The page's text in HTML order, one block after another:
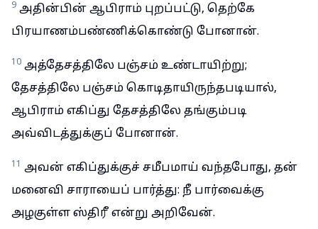
9 அதின்பின் ஆபிராம் புறப்பட்டு, தெற்கே
பிரயாணம்பண்ணிக்கொண்டு போனான்.
10 அத்தேசத்திலே பஞ்சம் உண்டாயிற்று;
தேசத்திலே பஞ்சம் கொடிதாயிருந்தபடியால்,
ஆபிராம் எகிப்து தேசத்திலே தங்கும்படி
அவ்விடத்துக்குப் போனான்.
11 அவன் எகிப்துக்குச் சமீபமாய் வந்தபோது, தன்
மனைவி சாராயைப் பார்த்து: நீ பார்வைக்கு
அழகுள்ள ஸ்திரீ என்று அறிவேன்.